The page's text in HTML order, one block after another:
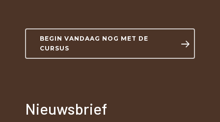
BEGIN VANDAAG NOG MET DE
CURSUS
Nieuwsbrief